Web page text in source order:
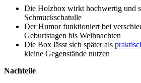
Die Holzbox wirkt hochwertig und
Schmuckschatulle
Der Humor funktioniert bei
Geburtstagen bis Weihnachten
Die Box lässt sich später als
kleine Gegenstände nutzen
Nachteile